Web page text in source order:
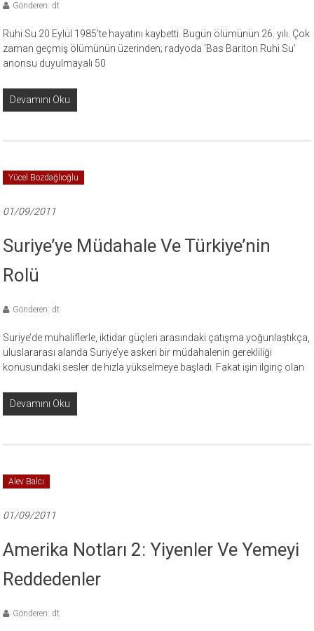
Gönderen: dt
Ruhi Su 20 Eylül 1985’te hayatını kaybetti. Bugün ölümünün 26. yılı. Çok
zaman geçmiş ölümünün üzerinden; radyoda ‘Bas Bariton Ruhi Su’
anonsu duyulmayalı 50
Devamını Oku
Yücel Bozdağlıoğlu
01/09/2011
Suriye’ye Müdahale Ve Türkiye’nin
Rolü
Gönderen: dt
Suriye’de muhaliflerle, iktidar güçleri arasındaki çatışma yoğunlaştıkça,
uluslararası alanda Suriye’ye askeri bir müdahalenin gerekliliği
konusundaki sesler de hızla yükselmeye başladı. Fakat işin ilginç olan
Devamını Oku
Alev Balcı
01/09/2011
Amerika Notları 2: Yiyenler Ve Yemeyi
Reddedenler
Gönderen: dt